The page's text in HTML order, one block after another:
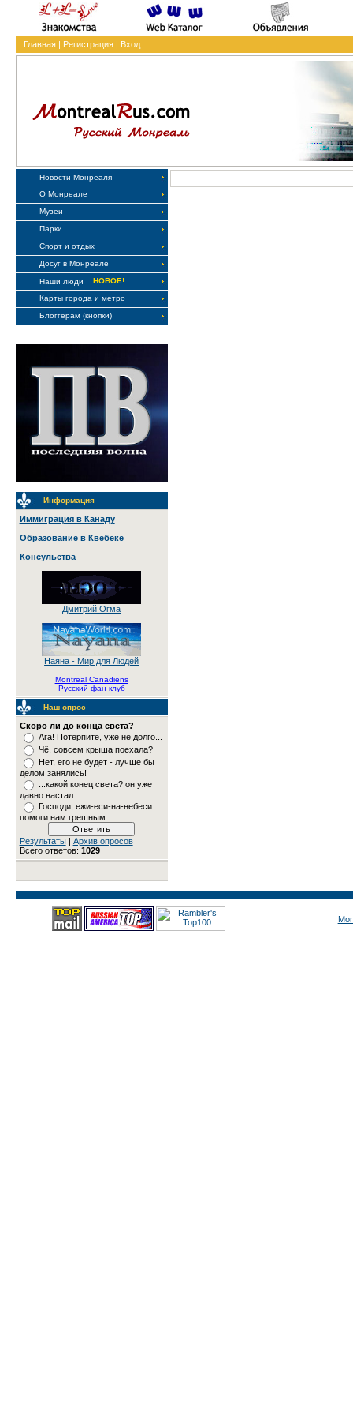
Главная| Регистрация| Вход
Новости Монреаля
О Монреале
Музеи
Парки
Спорт и отдых
Досуг в Монреале
Наши люди
НОВОЕ!
Карты города и метро
Блоггерам (кнопки)
Информация
Иммиграция в Канаду
Образование в Квебеке
Консульства
Дмитрий Огма
Наяна - Мир для Людей
Montreal Canadiens
Русский фан клуб
Наш опрос
Скоро ли до конца света?
Ага! Потерпите, уже не долго...
Чё, совсем крыша поехала?
Нет, его не будет - лучше бы
делом занялись!
...какой конец света? он уже
давно настал...
Господи, ежи-еси-на-небеси
помоги нам грешным...
Результаты| Архив опросов
Всего ответов: 1029